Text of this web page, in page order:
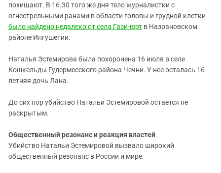
похищают. В 16.30 того же дня тело журналистки с
огнестрельными ранами в области головы и грудной клетки
было найдено недалеко от села Гази-юрт в Назрановском
районе Ингушетии.
Наталья Эстемирова была похоронена 16 июля в селе
Кошкельды Гудермесского района Чечни. У нее осталась 16-
летняя дочь Лана.
До сих пор убийство Натальи Эстемировой остается не
раскрытым.
Общественный резонанс и реакция властей
Убийство Натальи Эстемировой вызвало широкий
общественный резонанс в России и мире.